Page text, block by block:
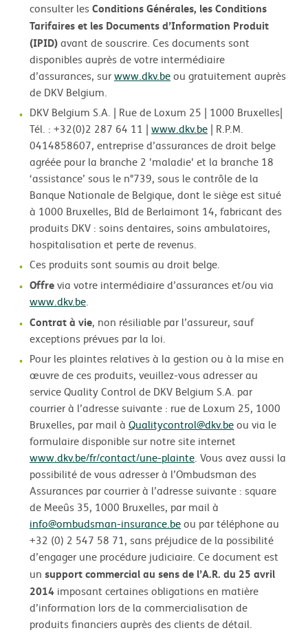
consulter lesConditions Générales, les Conditions
Tarifaires et les Documents d’Information Produit
(IPID)avant de souscrire. Ces documents sont
disponibles auprès de votre intermédiaire
d’assurances, surwww.dkv.beou gratuitement auprès
de DKV Belgium.
DKV Belgium S.A. | Rue de Loxum 25 | 1000 Bruxelles|
Tél. : +32(0)2 287 64 11 | www.dkv.be | R.P.M.
0414858607, entreprise d’assurances de droit belge
agréée pour la branche 2 'maladie' et la branche 18
‘assistance’ sous le n°739, sous le contrôle de la
Banque Nationale de Belgique, dont le siège est situé
à 1000 Bruxelles, Bld de Berlaimont 14, fabricant des
produits DKV : soins dentaires, soins ambulatoires,
hospitalisation et perte de revenus.
Ces produits sont soumis au droit belge.
Offrevia votre intermédiaire d’assurances et/ou via
www.dkv.be.
Contrat à vie, non résiliable par l’assureur, sauf
exceptions prévues par la loi.
Pour les plaintes relatives à la gestion ou à la mise en
œuvre de ces produits, veuillez-vous adresser au
service Quality Control de DKV Belgium S.A. par
courrier à l’adresse suivante : rue de Loxum 25, 1000
Bruxelles, par mail à Qualitycontrol@dkv.beou via le
formulaire disponible sur notre site internet
www.dkv.be/fr/contact/une-plainte. Vous avez aussi la
possibilité de vous adresser à l’Ombudsman des
Assurances par courrier à l’adresse suivante : square
de Meeûs 35, 1000 Bruxelles, par mail à
info@ombudsman-insurance.beou par téléphone au
+32 (0) 2 547 58 71, sans préjudice de la possibilité
d’engager une procédure judiciaire. Ce document est
un support commercial au sens de l’A.R. du 25 avril
2014 imposant certaines obligations en matière
d’information lors de la commercialisation de
produits financiers auprès des clients de détail.